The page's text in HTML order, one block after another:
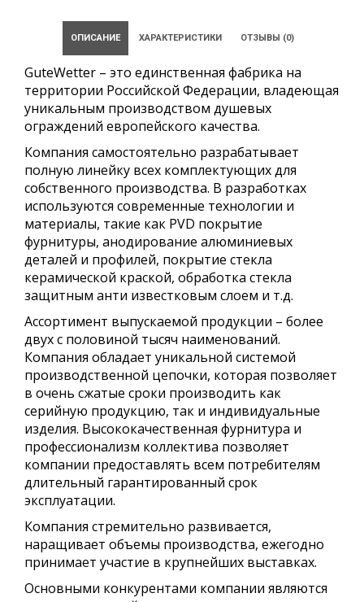
ОПИСАНИЕ ХАРАКТЕРИСТИКИ ОТЗЫВЫ (0)
GuteWetter – это единственная фабрика на
территории Российской Федерации, владеющая
уникальным производством душевых
ограждений европейского качества.
Компания самостоятельно разрабатывает
полную линейку всех комплектующих для
собственного производства. В разработках
используются современные технологии и
материалы, такие как PVD покрытие
фурнитуры, анодирование алюминиевых
деталей и профилей, покрытие стекла
керамической краской, обработка стекла
защитным анти известковым слоем и т.д.
Ассортимент выпускаемой продукции – более
двух с половиной тысяч наименований.
Компания обладает уникальной системой
производственной цепочки, которая позволяет
в очень сжатые сроки производить как
серийную продукцию, так и индивидуальные
изделия. Высококачественная фурнитура и
профессионализм коллектива позволяет
компании предоставлять всем потребителям
длительный гарантированный срок
эксплуатации.
Компания стремительно развивается,
наращивает объемы производства, ежегодно
принимает участие в крупнейших выставках.
Основными конкурентами компании являются